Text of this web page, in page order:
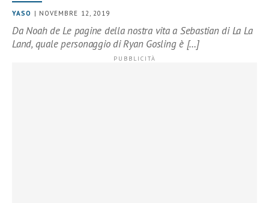
YASO | NOVEMBRE 12, 2019
Da Noah de Le pagine della nostra vita a Sebastian di La La
Land, quale personaggio di Ryan Gosling è […]